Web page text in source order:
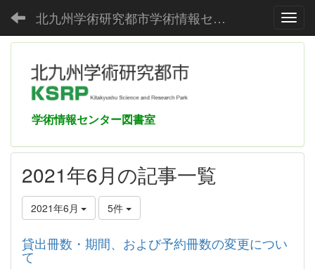
北九州学術研究都市学術情報センター
学術情報センター図書室
2021年6月の記事一覧
2021年6月 5件
貸出冊数・期間、および予約冊数の変更につい
て